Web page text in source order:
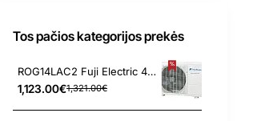
Tos pačios kategorijos prekės
ROG14LAC2 Fuji Electric 4.0/4.4 kW išorinis blokas
1,123.00€1,321.00€